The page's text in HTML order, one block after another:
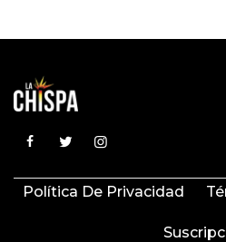
Política De Privacidad